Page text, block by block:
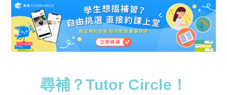
尋補？Tutor Circle！